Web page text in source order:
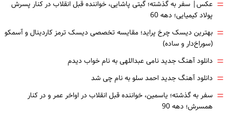
= عکس| سفر به گذشته؛ گیتی پاشایی، خواننده قبل انقلاب در کنار پسرش
پولاد کیمیایی؛ دهه 60
= بهترین دیسک چرخ پراید؛ مقایسه تخصصی دیسک ترمز کاردینال و آسمکو
(سوراخ‌دار و ساده)
= دانلود آهنگ جدید نامی عبداللهی به نام خواب دیدم
= دانلود آهنگ جدید احمد سلو به نام چی شد
= سفر به گذشته؛ یاسمین، خواننده قبل انقلاب در اواخر عمر و در کنار
همسرش؛ دهه 90